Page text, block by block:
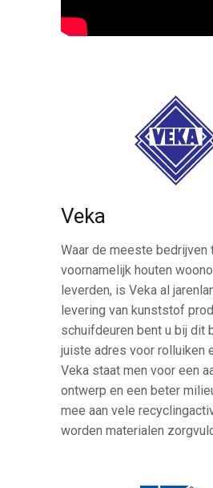
Veka
Waar de meeste bedrijven
voornamelijk houten
leverden, is Veka al
levering van kunststof
schuifdeuren bent u bij dit
juiste adres voor rolluiken
Veka staat men voor een
ontwerp en een beter
mee aan vele
worden materialen